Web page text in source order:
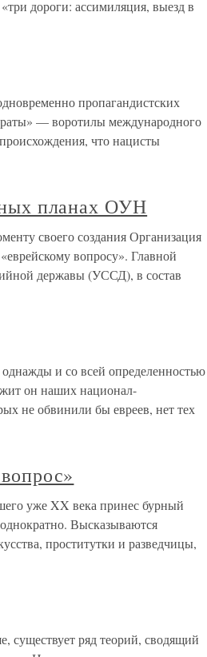
дороги: ассимиляция, выезд в
пропагандистских
— воротилы международного
что нацисты
планах ОУН
своего создания Организация
вопросу». Главной
державы (УССД), в состав
и со всей определенностью
он наших национал-
не обвинили бы евреев, нет тех
уже XX века принес бурный
Высказываются
проститутки и разведчицы,
существует ряд теорий, сводящий